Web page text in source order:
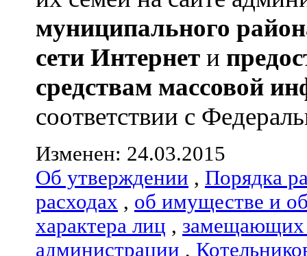
муниципального
сети Интернет и
средствам массовой
соответствии с
Изменен: 24.03.2015
Об утверждении , Порядка
расходах , об имуществе и
характера лиц , замещающих
администрации ,